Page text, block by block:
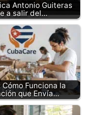
Antonio Guiteras
a salir del…
Funciona la
que Envía…